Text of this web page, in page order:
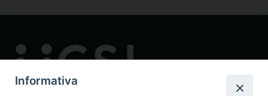
Informativa